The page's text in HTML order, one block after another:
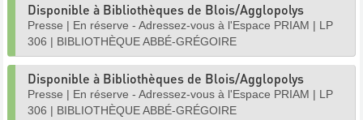
Disponible à Bibliothèques de Blois/Agglopolys
Presse | En réserve - Adressez-vous à l'Espace PRIAM | LP
306 | BIBLIOTHÈQUE ABBÉ-GRÉGOIRE
Disponible à Bibliothèques de Blois/Agglopolys
Presse | En réserve - Adressez-vous à l'Espace PRIAM | LP
306 | BIBLIOTHÈQUE ABBÉ-GRÉGOIRE